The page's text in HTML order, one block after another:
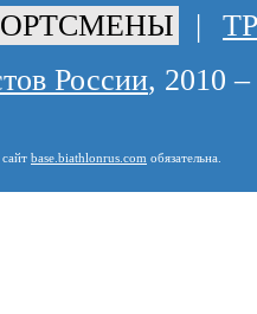
|
России, 2010
base.biathlonrus.com обязательна.